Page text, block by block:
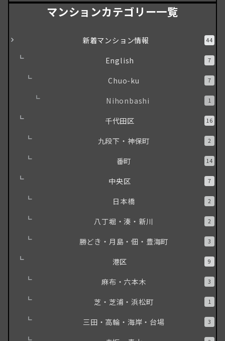
マンションカテゴリー一覧
新着マンション情報 44
English 7
Chuo-ku 7
Nihonbashi 1
千代田区 16
九段下・神保町 2
番町 14
中央区 7
日本橋 2
八丁堀・湊・新川 2
勝どき・月島・佃・豊海町 3
港区 9
麻布・六本木 3
芝・芝浦・浜松町 1
三田・高輪・海岸・台場 3